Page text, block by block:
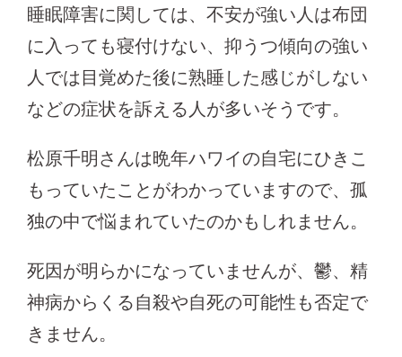
睡眠障害に関しては、不安が強い人は布団
に入っても寝付けない、抑うつ傾向の強い
人では目覚めた後に熟睡した感じがしない
などの症状を訴える人が多いそうです。
松原千明さんは晩年ハワイの自宅にひきこ
もっていたことがわかっていますので、孤
独の中で悩まれていたのかもしれません。
死因が明らかになっていませんが、鬱、精
神病からくる自殺や自死の可能性も否定で
きません。